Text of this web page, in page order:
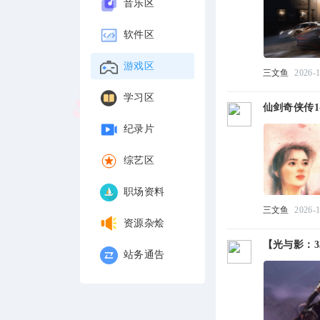
音乐区
软件区
游戏区
学习区
纪录片
综艺区
职场资料
资源杂烩
站务通告
三文鱼 2026-
仙剑奇侠传
三文鱼 2026-
【光与影